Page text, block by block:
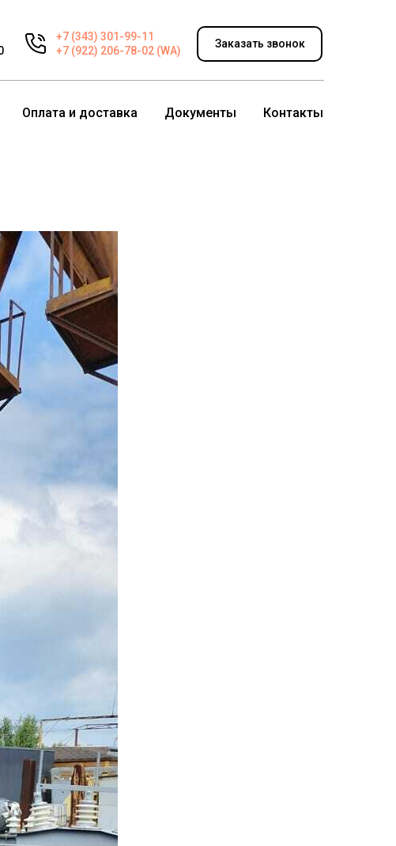
+7 (343) 301-99-11
+7 (922) 206-78-02 (WA)
Заказать звонок
Оплата и доставка Документы Контакты